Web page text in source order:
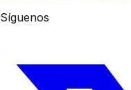
Síguenos